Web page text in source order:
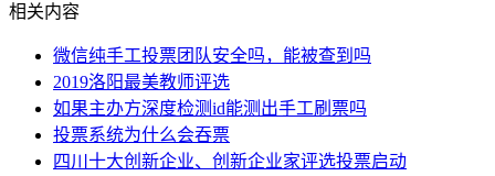
相关内容
微信纯手工投票团队安全吗，能被查到吗
2019洛阳最美教师评选
如果主办方深度检测id能测出手工刷票吗
投票系统为什么会吞票
四川十大创新企业、创新企业家评选投票启动